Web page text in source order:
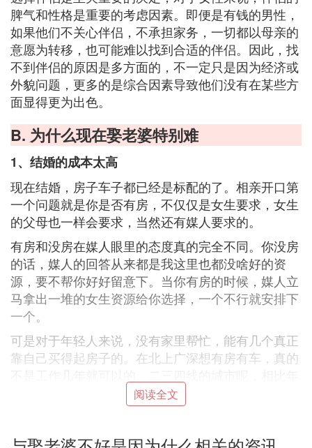
脾气和性格是重要的考虑因素。即便是有钱的男性，
如果他们不关心伴侣，不承担家务，一切都以母亲的
意愿为转移，也可能难以找到合适的伴侣。因此，找
不到伴侣的原因是多方面的，不一定只是因为经济或
外貌问题，更多的是综合因素导致他们没有在某些方
面显得更为出色。
B. 为什么现在娶老婆特别难
1、结婚的成本太高
现在结婚，房子车子都已经是标配的了。相亲开口第
一个问题就是你是否有房，不仅仅是女生要求，女生
的父母也一样会要求，当然还有媒人要求的。
有房和没房在媒人眼里的态度真的完全不同。你没房
的话，媒人的回答从来都是我这里也都没啥好的资
源，要不帮你好好留意下。当你有房的时候，媒人立
马拿出一堆的女生资源给你选择，一个不行就安排下
一个。
可是对于年轻人来说，没有家里帮忙，能有几个真正
靠自己买得起房子的。在北上广深想有房有车，真的
轻人的工资，要买房买车也有很大难度的。
有了奋斗的希望了，看看自己的余额在看看房子的价
阅读全文